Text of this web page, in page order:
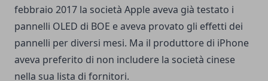
febbraio 2017 la società Apple aveva già testato i
pannelli OLED di BOE e aveva provato gli effetti dei
pannelli per diversi mesi. Ma il produttore di iPhone
aveva preferito di non includere la società cinese
nella sua lista di fornitori.